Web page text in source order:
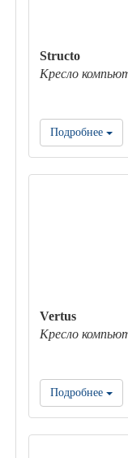
Structo
Кресло
Подробнее
Vertus
Кресло
Подробнее